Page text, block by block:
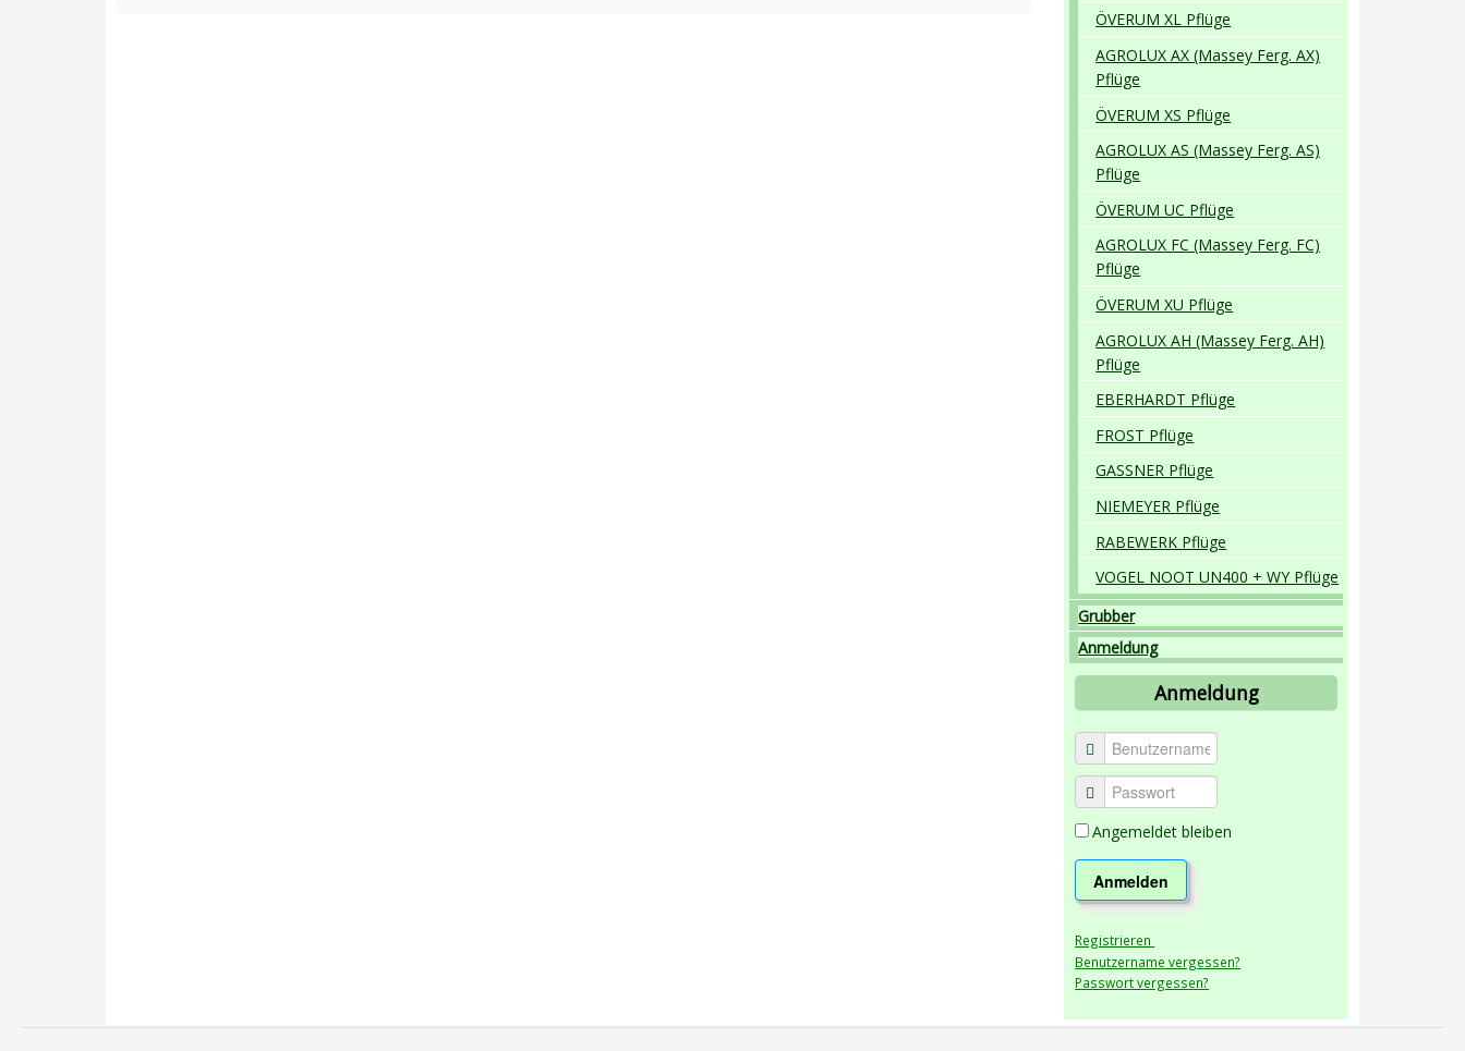
ÖVERUM XL Pflüge
AGROLUX AX (Massey Ferg. AX)
Pflüge
ÖVERUM XS Pflüge
AGROLUX AS (Massey Ferg. AS)
Pflüge
ÖVERUM UC Pflüge
AGROLUX FC (Massey Ferg. FC)
Pflüge
ÖVERUM XU Pflüge
AGROLUX AH (Massey Ferg. AH)
Pflüge
EBERHARDT Pflüge
FROST Pflüge
GASSNER Pflüge
NIEMEYER Pflüge
RABEWERK Pflüge
VOGEL NOOT UN400 + WY Pflüge
Grubber
Anmeldung
Anmeldung
Angemeldet bleiben
Anmelden
Registrieren
Benutzername vergessen?
Passwort vergessen?